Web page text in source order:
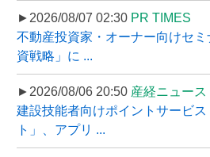
►2026/08/07 02:30 PR TIMES
不動産投資家・オーナー向けセ
資戦略」に ...
►2026/08/06 20:50 産経ニュース
建設技能者向けポイントサービ
ト」、アプリ ...